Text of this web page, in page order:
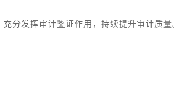
发挥审计鉴证作用，持续提升审计质量